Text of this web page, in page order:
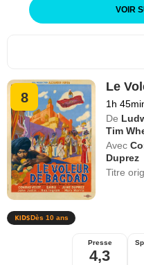
VOIR
8
Le
1h
De
Tim
Avec
Duprez
Titre
Dès 10 ans
Presse
4,3